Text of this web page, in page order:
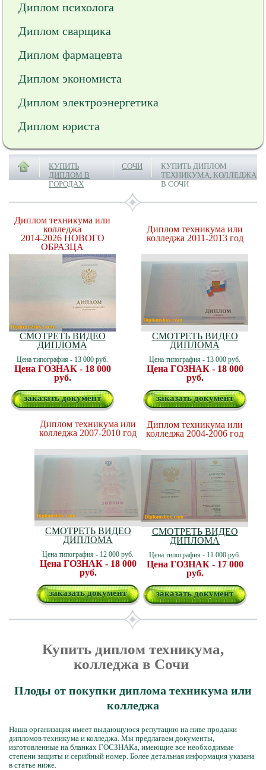
Диплом психолога
Диплом сварщика
Диплом фармацевта
Диплом экономиста
Диплом электроэнергетика
Диплом юриста
КУПИТЬ
ДИПЛОМ В
ГОРОДАХ
СОЧИ
КУПИТЬ ДИПЛОМ
ТЕХНИКУМА, КОЛЛЕДЖА
В СОЧИ
Диплом техникума или
колледжа
2014-2026 НОВОГО
ОБРАЗЦА
СМОТРЕТЬ ВИДЕО
ДИПЛОМА
Цена типография - 13 000 руб.
Цена ГОЗНАК - 18 000
руб.
заказать документ
Диплом техникума или
колледжа 2011-2013 год
СМОТРЕТЬ ВИДЕО
ДИПЛОМА
Цена типография - 13 000 руб.
Цена ГОЗНАК - 18 000
руб.
заказать документ
Диплом техникума или
колледжа 2007-2010 год
СМОТРЕТЬ ВИДЕО
ДИПЛОМА
Цена типография - 12 000 руб.
Цена ГОЗНАК - 18 000
руб.
заказать документ
Диплом техникума или
колледжа 2004-2006 год
СМОТРЕТЬ ВИДЕО
ДИПЛОМА
Цена типография - 11 000 руб.
Цена ГОЗНАК - 17 000
руб.
заказать документ
Купить диплом техникума,
колледжа в Сочи
Плоды от покупки диплома техникума или
колледжа
Наша организация имеет выдающуюся репутацию на ниве продажи
дипломов техникума и колледжа. Мы предлагаем документы,
изготовленные на бланках ГОСЗНАКа, имеющие все необходимые
степени защиты и серийный номер. Более детальная информация указана
в статье ниже.